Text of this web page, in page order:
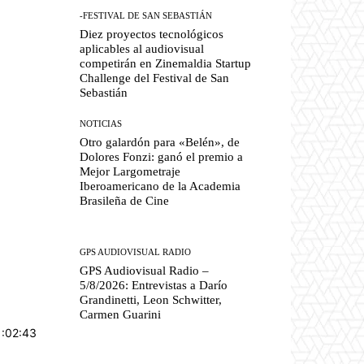
-FESTIVAL DE SAN SEBASTIÁN
Diez proyectos tecnológicos
aplicables al audiovisual
competirán en Zinemaldia Startup
Challenge del Festival de San
Sebastián
NOTICIAS
Otro galardón para «Belén», de
Dolores Fonzi: ganó el premio a
Mejor Largometraje
Iberoamericano de la Academia
Brasileña de Cine
GPS AUDIOVISUAL RADIO
GPS Audiovisual Radio –
5/8/2026: Entrevistas a Darío
Grandinetti, Leon Schwitter,
Carmen Guarini